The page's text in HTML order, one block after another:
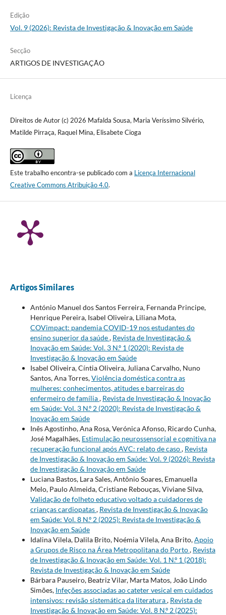
Edição
Vol. 9 (2026): Revista de Investigação & Inovação em Saúde
Secção
ARTIGOS DE INVESTIGAÇÃO
Licença
Direitos de Autor (c) 2026 Mafalda Sousa, Maria Veríssimo Silvério,
Matilde Pirraça, Raquel Mina, Elisabete Cioga
Este trabalho encontra-se publicado com a Licença Internacional
Creative Commons Atribuição 4.0.
Artigos Similares
António Manuel dos Santos Ferreira, Fernanda Principe,
Henrique Pereira, Isabel Oliveira, Liliana Mota,
COVimpact: pandemia COVID-19 nos estudantes do
ensino superior da saúde, Revista de Investigação &
Inovação em Saúde: Vol. 3 N.º 1 (2020): Revista de
Investigação & Inovação em Saúde
Isabel Oliveira, Cíntia Oliveira, Juliana Carvalho, Nuno
Santos, Ana Torres,Violência doméstica contra as
mulheres: conhecimentos, atitudes e barreiras do
enfermeiro de família, Revista de Investigação & Inovação
em Saúde: Vol. 3 N.º 2 (2020): Revista de Investigação &
Inovação em Saúde
Inês Agostinho, Ana Rosa, Verónica Afonso, Ricardo Cunha,
José Magalhães, Estimulação neurossensorial e cognitiva na
recuperação funcional após AVC: relato de caso, Revista
de Investigação & Inovação em Saúde: Vol. 9 (2026): Revista
de Investigação & Inovação em Saúde
Luciana Bastos, Lara Sales, Antônio Soares, Emanuella
Melo, Paulo Almeida, Cristiane Rebouças, Viviane Silva,
Validação de folheto educativo voltado a cuidadores de
crianças cardiopatas, Revista de Investigação & Inovação
em Saúde: Vol. 8 N.º 2 (2025): Revista de Investigação &
Inovação em Saúde
Idalina Vilela, Dalila Brito, Noémia Vilela, Ana Brito,Apoio
a Grupos de Risco na Área Metropolitana do Porto, Revista
de Investigação & Inovação em Saúde: Vol. 1 N.º 1 (2018):
Revista de Investigação & Inovação em Saúde
Bárbara Pauseiro, Beatriz Vilar, Marta Matos, João Lindo
Simões, Infeções associadas ao cateter vesical em cuidados
intensivos: revisão sistemática da literatura, Revista de
Investigação & Inovação em Saúde: Vol. 8 N.º 2 (2025):